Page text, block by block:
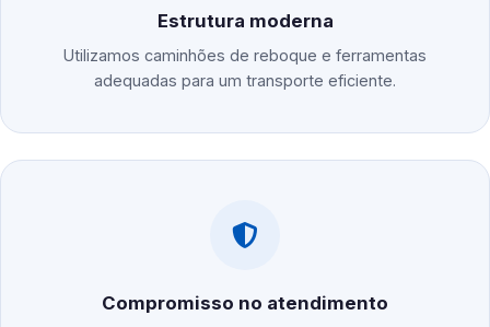
Estrutura moderna
Utilizamos caminhões de reboque e ferramentas
adequadas para um transporte eficiente.
Compromisso no atendimento